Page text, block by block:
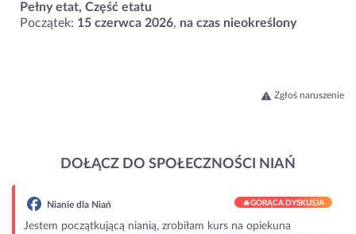
Pełny etat, Część etatu
Początek: 15 czerwca 2026, na czas nieokreślony
Zgłoś naruszenie
DOŁĄCZ DO SPOŁECZNOŚCI NIAŃ
Nianie dla Niań 🔥GORĄCA DYSKUSJA
Jestem początkującą nianią, zrobiłam kurs na opiekuna